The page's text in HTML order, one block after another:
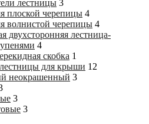
лестницы 3
плоской черепицы 4
волнистой черепицы 4
двухсторонняя лестница-
4
скобка 1
для крыши 12
неокрашенный 3
3
3